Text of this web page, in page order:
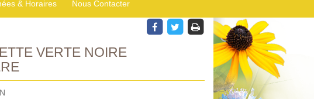
& Horaires Nous Contacter
VERTE NOIRE